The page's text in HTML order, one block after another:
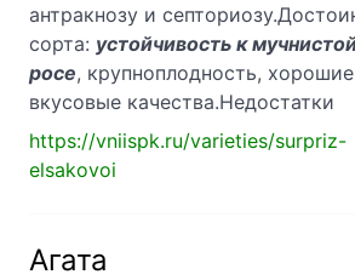
антракнозу и
сорта: устойчивость к
росе, крупноплодность, хорошие
вкусовые качества.Недостатки
https://vniispk.ru/varieties/surpriz-
elsakovoi
Агата